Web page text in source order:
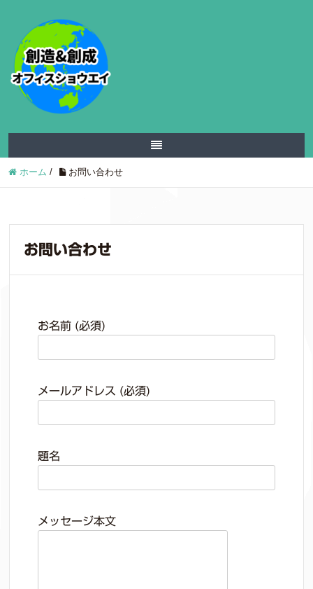
ホーム / お問い合わせ
お問い合わせ
お名前 (必須)
メールアドレス (必須)
題名
メッセージ本文